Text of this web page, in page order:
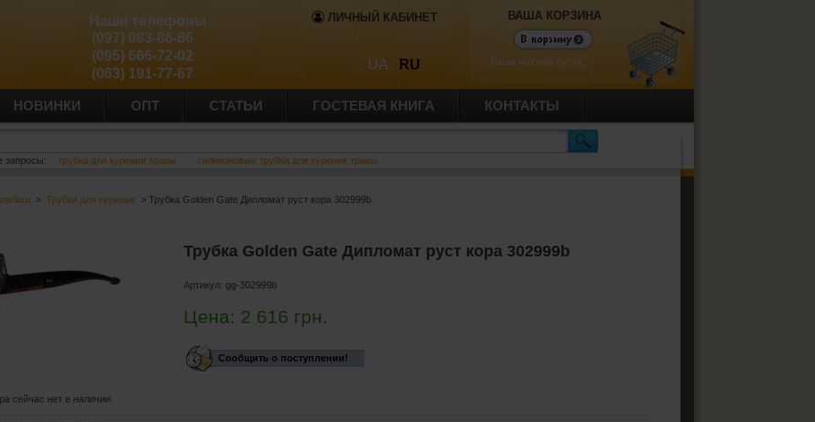
ЛИЧНЫЙ КАБИНЕТ
UA RU
Наши телефоны
(097) 083-86-66
(095) 666-72-02
(063) 191-77-67
ВАША КОРЗИНА
Ваша корзина пуста.
НОВИНКИ ОПТ СТАТЬИ ГОСТЕВАЯ КНИГА КОНТАКТЫ
запросы: трубка для курения травы силиконовые трубки для курения травы
> Трубки для курения > Трубка Golden Gate Дипломат руст кора 302999b
Трубка Golden Gate Дипломат руст кора 302999b
Артикул:gg-302999b
Цена: 2 616 грн.
Сообщить о поступлении!
сейчас нет в наличии.